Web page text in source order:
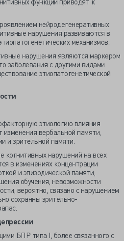
нейродегенеративных
нарушения развиваются в
механизмов.
нарушения являются маркером
заболевания с другими видами
этиопатогенетической
этиологию влияния
вербальной памяти,
и зрительной памяти.
когнитивных нарушений на всех
в изменениях концентрации
и эпизодической памяти,
обучения, невозможности
вероятно, связано с нарушением
сохранны зрительно-
БПР типа I, более связанного с